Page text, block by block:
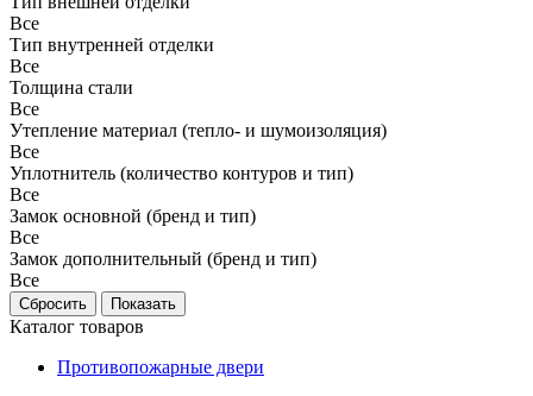
Все
Тип внутренней отделки
Все
Толщина стали
Все
Утепление материал (тепло- и шумоизоляция)
Все
Уплотнитель (количество контуров и тип)
Все
Замок основной (бренд и тип)
Все
Замок дополнительный (бренд и тип)
Все
Каталог товаров
Противопожарные двери